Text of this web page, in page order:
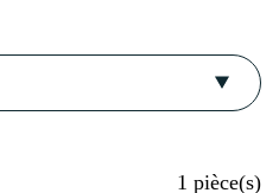
1 pièce(s)